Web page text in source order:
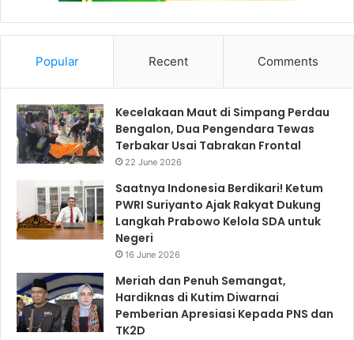
Popular Recent Comments
Kecelakaan Maut di Simpang Perdau
Bengalon, Dua Pengendara Tewas
Terbakar Usai Tabrakan Frontal
22 June 2026
Saatnya Indonesia Berdikari! Ketum
PWRI Suriyanto Ajak Rakyat Dukung
Langkah Prabowo Kelola SDA untuk
Negeri
16 June 2026
Meriah dan Penuh Semangat,
Hardiknas di Kutim Diwarnai
Pemberian Apresiasi Kepada PNS dan
TK2D